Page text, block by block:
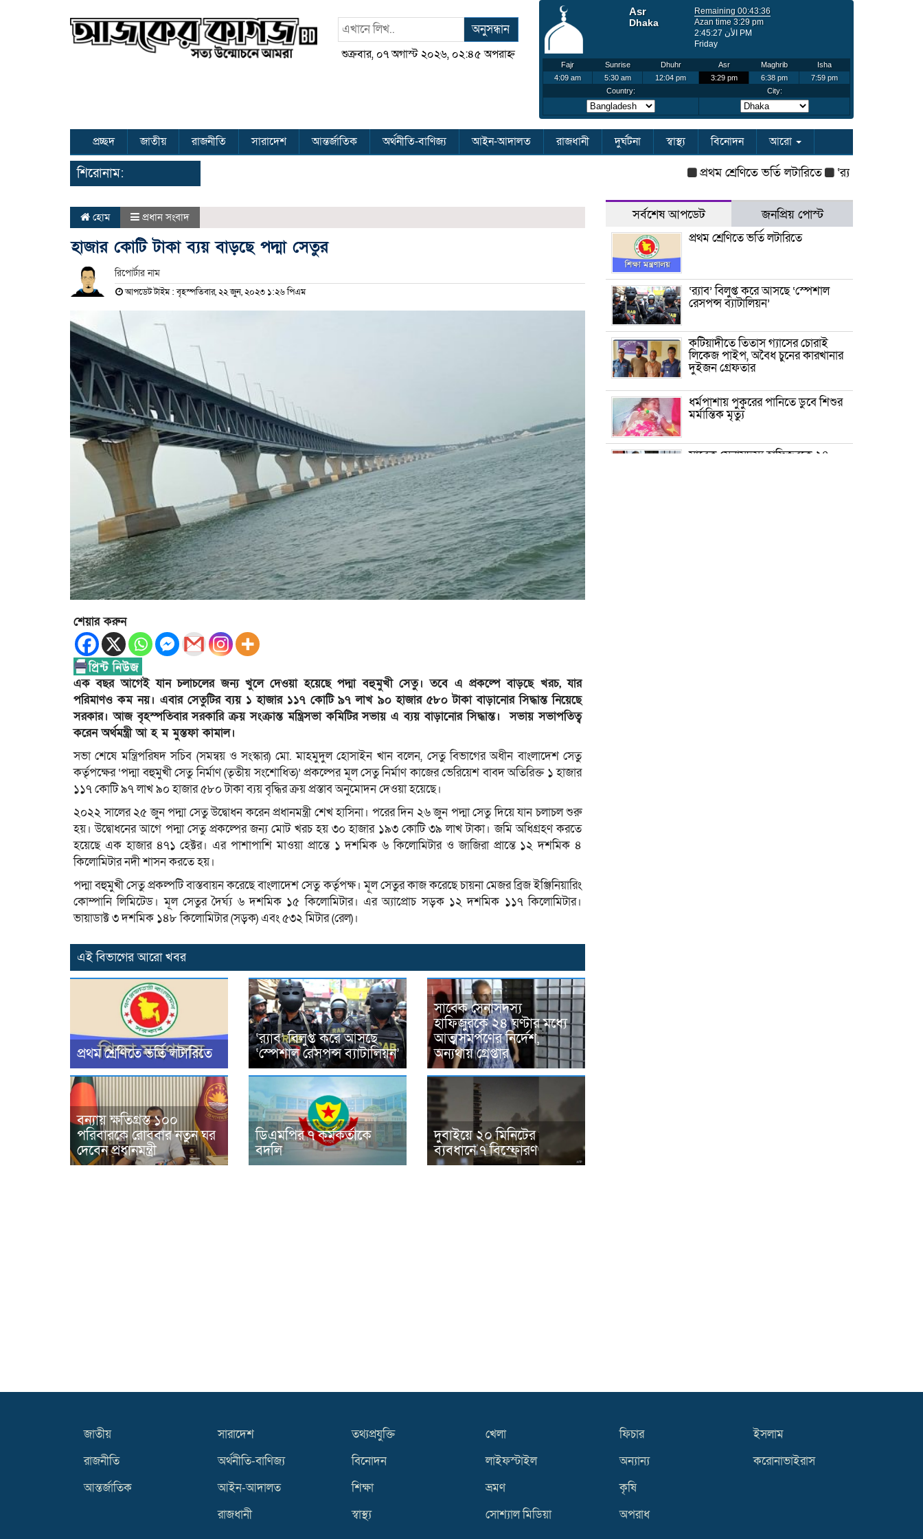
অনুসন্ধান
শুক্রবার, ০৭ অগাস্ট ২০২৬, ০২:৪৫ অপরাহ্ন
প্রচ্ছদ জাতীয় রাজনীতি সারাদেশ আন্তর্জাতিক অর্থনীতি-বাণিজ্য আইন-আদালত রাজধানী দুর্ঘটনা স্বাস্থ্য বিনোদন আরো
শিরোনাম: প্রথম শ্রেণিতে ভর্তি লটারিতে ‘র‌্যাব’ বিলুপ্ত করে
হোম প্রধান সংবাদ
হাজার কোটি টাকা ব্যয় বাড়ছে পদ্মা সেতুর
রিপোর্টার নাম
আপডেট টাইম : বৃহস্পতিবার, ২২ জুন, ২০২৩ ১:২৬ পিএম
শেয়ার করুন
এক বছর আগেই যান চলাচলের জন্য খুলে দেওয়া হয়েছে পদ্মা বহুমুখী সেতু। তবে এ প্রকল্পে বাড়ছে খরচ, যার
পরিমাণও কম নয়। এবার সেতুটির ব্যয় ১ হাজার ১১৭ কোটি ৯৭ লাখ ৯০ হাজার ৫৮০ টাকা বাড়ানোর সিদ্ধান্ত নিয়েছে
সরকার। আজ বৃহস্পতিবার সরকারি ক্রয় সংক্রান্ত মন্ত্রিসভা কমিটির সভায় এ ব্যয় বাড়ানোর সিদ্ধান্ত। সভায় সভাপতিত্ব
করেন অর্থমন্ত্রী আ হ ম মুস্তফা কামাল।
সভা শেষে মন্ত্রিপরিষদ সচিব (সমন্বয় ও সংস্কার) মো. মাহমুদুল হোসাইন খান বলেন, সেতু বিভাগের অধীন বাংলাদেশ সেতু
কর্তৃপক্ষের ‘পদ্মা বহুমুখী সেতু নির্মাণ (তৃতীয় সংশোধিত)’ প্রকল্পের মূল সেতু নির্মাণ কাজের ভেরিয়েশ বাবদ অতিরিক্ত ১ হাজার
১১৭ কোটি ৯৭ লাখ ৯০ হাজার ৫৮০ টাকা ব্যয় বৃদ্ধির ক্রয় প্রস্তাব অনুমোদন দেওয়া হয়েছে।
২০২২ সালের ২৫ জুন পদ্মা সেতু উদ্বোধন করেন প্রধানমন্ত্রী শেখ হাসিনা। পরের দিন ২৬ জুন পদ্মা সেতু দিয়ে যান চলাচল শুরু
হয়। উদ্বোধনের আগে পদ্মা সেতু প্রকল্পের জন্য মোট খরচ হয় ৩০ হাজার ১৯৩ কোটি ৩৯ লাখ টাকা। জমি অধিগ্রহণ করতে
হয়েছে এক হাজার ৪৭১ হেক্টর। এর পাশাপাশি মাওয়া প্রান্তে ১ দশমিক ৬ কিলোমিটার ও জাজিরা প্রান্তে ১২ দশমিক ৪
কিলোমিটার নদী শাসন করতে হয়।
পদ্মা বহুমুখী সেতু প্রকল্পটি বাস্তবায়ন করেছে বাংলাদেশ সেতু কর্তৃপক্ষ। মূল সেতুর কাজ করেছে চায়না মেজর ব্রিজ ইঞ্জিনিয়ারিং
কোম্পানি লিমিটেড। মূল সেতুর দৈর্ঘ্য ৬ দশমিক ১৫ কিলোমিটার। এর অ্যাপ্রোচ সড়ক ১২ দশমিক ১১৭ কিলোমিটার।
ভায়াডাক্ট ৩ দশমিক ১৪৮ কিলোমিটার (সড়ক) এবং ৫৩২ মিটার (রেল)।
এই বিভাগের আরো খবর
প্রথম শ্রেণিতে ভর্তি লটারিতে
‘র‌্যাব’ বিলুপ্ত করে আসছে
‘স্পেশাল রেসপন্স ব্যাটালিয়ন’
সাবেক সেনাসদস্য
হাফিজুরকে ২৪ ঘণ্টার মধ্যে
আত্মসমর্পণের নির্দেশ,
অন্যথায় গ্রেপ্তার
বন্যায় ক্ষতিগ্রস্ত ১০০
পরিবারকে রোববার নতুন ঘর
দেবেন প্রধানমন্ত্রী
ডিএমপির ৭ কর্মকর্তাকে
বদলি
দুবাইয়ে ২০ মিনিটের
ব্যবধানে ৭ বিস্ফোরণ
সর্বশেষ আপডেট জনপ্রিয় পোস্ট
প্রথম শ্রেণিতে ভর্তি লটারিতে
‘র‌্যাব’ বিলুপ্ত করে আসছে ‘স্পেশাল
রেসপন্স ব্যাটালিয়ন’
কটিয়াদীতে তিতাস গ্যাসের চোরাই
লিকেজ পাইপ, অবৈধ চুনের কারখানার
দুইজন গ্রেফতার
ধর্মপাশায় পুকুরের পানিতে ডুবে শিশুর
মর্মান্তিক মৃত্যু
সাবেক সেনাসদস্য হাফিজুরকে ২৪
জাতীয়
রাজনীতি
আন্তর্জাতিক
সারাদেশ
অর্থনীতি-বাণিজ্য
আইন-আদালত
রাজধানী
তথ্যপ্রযুক্তি
বিনোদন
শিক্ষা
স্বাস্থ্য
খেলা
লাইফস্টাইল
ভ্রমণ
সোশ্যাল মিডিয়া
ফিচার
অন্যান্য
কৃষি
অপরাধ
ইসলাম
করোনাভাইরাস